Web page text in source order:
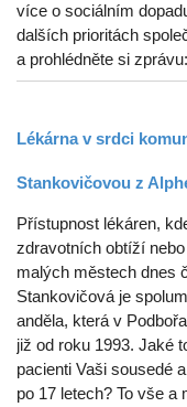
více o sociálním
dalších prioritách
a prohlédněte si zprávu:
Lékárna v srdci
Stankovičovou z
Přístupnost lékáren,
zdravotních obtíží
malých městech dnes
Stankovičová je
anděla, která v
již od roku 1993. Jaké
pacienti Vaši sousedé
po 17 letech? To vše